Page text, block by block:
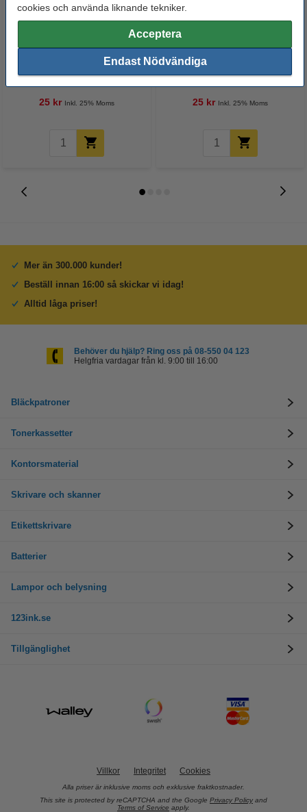
cookies och använda liknande tekniker.
Acceptera
Endast Nödvändiga
25 kr Inkl. 25% Moms 25 kr Inkl. 25% Moms
Mer än 300.000 kunder!
Beställ innan 16:00 så skickar vi idag!
Alltid låga priser!
Behöver du hjälp? Ring oss på 08-550 04 123
Helgfria vardagar från kl. 9:00 till 16:00
Bläckpatroner
Tonerkassetter
Kontorsmaterial
Skrivare och skanner
Etikettskrivare
Batterier
Lampor och belysning
123ink.se
Tillgänglighet
Villkor Integritet Cookies
Alla priser är inklusive moms och exklusive fraktkostnader.
This site is protected by reCAPTCHA and the Google Privacy Policy and
Terms of Service apply.